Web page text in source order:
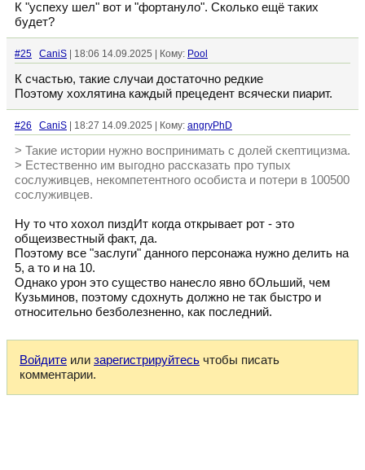
К "успеху шел" вот и "фортануло". Сколько ещё таких
будет?
#25 CaniS | 18:06 14.09.2025 | Кому: Pool
К счастью, такие случаи достаточно редкие
Поэтому хохлятина каждый прецедент всячески пиарит.
#26 CaniS | 18:27 14.09.2025 | Кому: angryPhD
> Такие истории нужно воспринимать с долей скептицизма.
> Естественно им выгодно рассказать про тупых
сослуживцев, некомпетентного особиста и потери в 100500
сослуживцев.
Ну то что хохол пиздИт когда открывает рот - это
общеизвестный факт, да.
Поэтому все "заслуги" данного персонажа нужно делить на
5, а то и на 10.
Однако урон это существо нанесло явно бОльший, чем
Кузьминов, поэтому сдохнуть должно не так быстро и
относительно безболезненно, как последний.
Войдите или зарегистрируйтесь чтобы писать
комментарии.